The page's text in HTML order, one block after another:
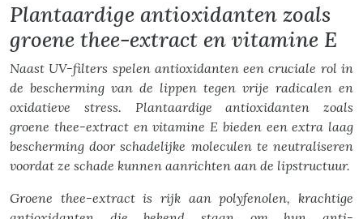
Plantaardige antioxidanten zoals
groene thee-extract en vitamine E
Naast UV-filters spelen antioxidanten een cruciale rol in
de bescherming van de lippen tegen vrije radicalen en
oxidatieve stress. Plantaardige antioxidanten zoals
groene thee-extract en vitamine E bieden een extra laag
bescherming door schadelijke moleculen te neutraliseren
voordat ze schade kunnen aanrichten aan de lipstructuur.
Groene thee-extract is rijk aan polyfenolen, krachtige